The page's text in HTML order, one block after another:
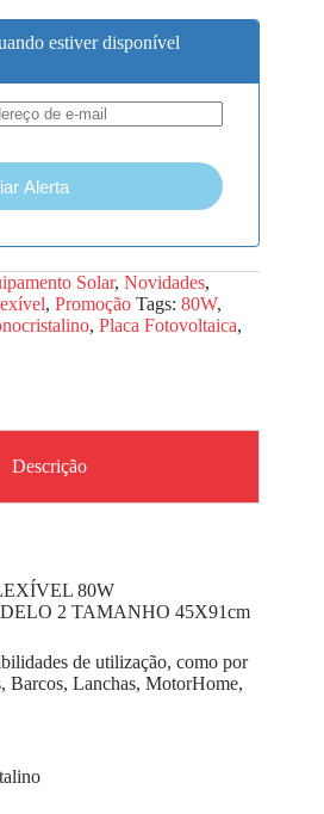
estiver disponível
Alerta
Solar, Novidades,
, Promoção Tags: 80W,
, Placa Fotovoltaica,
Descrição
80W
2 TAMANHO 45X91cm
de utilização, como por
Barcos, Lanchas, MotorHome,